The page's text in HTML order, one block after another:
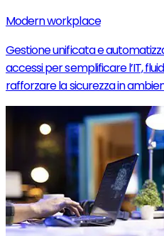
Modern workplace
Gestione unificata e
accessi per semplificare l’IT,
rafforzare la sicurezza in